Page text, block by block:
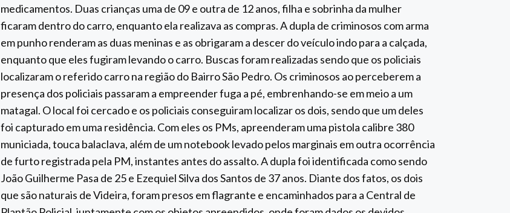
medicamentos. Duas crianças uma de 09 e outra de 12 anos, filha e sobrinha da mulher
ficaram dentro do carro, enquanto ela realizava as compras. A dupla de criminosos com arma
em punho renderam as duas meninas e as obrigaram a descer do veículo indo para a calçada,
enquanto que eles fugiram levando o carro. Buscas foram realizadas sendo que os policiais
localizaram o referido carro na região do Bairro São Pedro. Os criminosos ao perceberem a
presença dos policiais passaram a empreender fuga a pé, embrenhando-se em meio a um
matagal. O local foi cercado e os policiais conseguiram localizar os dois, sendo que um deles
foi capturado em uma residência. Com eles os PMs, apreenderam uma pistola calibre 380
municiada, touca balaclava, além de um notebook levado pelos marginais em outra ocorrência
de furto registrada pela PM, instantes antes do assalto. A dupla foi identificada como sendo
João Guilherme Pasa de 25 e Ezequiel Silva dos Santos de 37 anos. Diante dos fatos, os dois
que são naturais de Videira, foram presos em flagrante e encaminhados para a Central de